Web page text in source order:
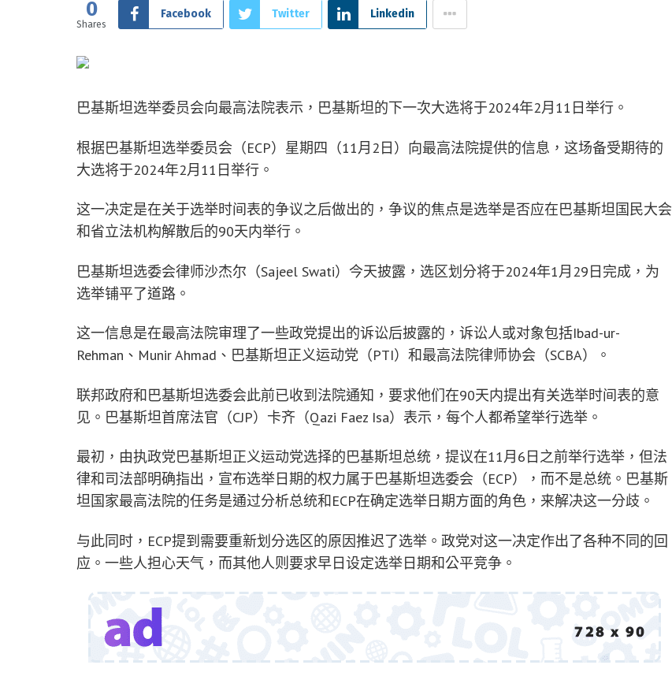
0
Shares
Facebook Twitter Linkedin
巴基斯坦选举委员会向最高法院表示，巴基斯坦的下一次大选将于2024年2月11日举行。
根据巴基斯坦选举委员会（ECP）星期四（11月2日）向最高法院提供的信息，这场备受期待的
大选将于2024年2月11日举行。
这一决定是在关于选举时间表的争议之后做出的，争议的焦点是选举是否应在巴基斯坦国民大会
和省立法机构解散后的90天内举行。
巴基斯坦选委会律师沙杰尔（Sajeel Swati）今天披露，选区划分将于2024年1月29日完成，为
选举铺平了道路。
这一信息是在最高法院审理了一些政党提出的诉讼后披露的，诉讼人或对象包括Ibad-ur-
Rehman、Munir Ahmad、巴基斯坦正义运动党（PTI）和最高法院律师协会（SCBA）。
联邦政府和巴基斯坦选委会此前已收到法院通知，要求他们在90天内提出有关选举时间表的意
见。巴基斯坦首席法官（CJP）卡齐（Qazi Faez Isa）表示，每个人都希望举行选举。
最初，由执政党巴基斯坦正义运动党选择的巴基斯坦总统，提议在11月6日之前举行选举，但法
律和司法部明确指出，宣布选举日期的权力属于巴基斯坦选委会（ECP），而不是总统。巴基斯
坦国家最高法院的任务是通过分析总统和ECP在确定选举日期方面的角色，来解决这一分歧。
与此同时，ECP提到需要重新划分选区的原因推迟了选举。政党对这一决定作出了各种不同的回
应。一些人担心天气，而其他人则要求早日设定选举日期和公平竞争。